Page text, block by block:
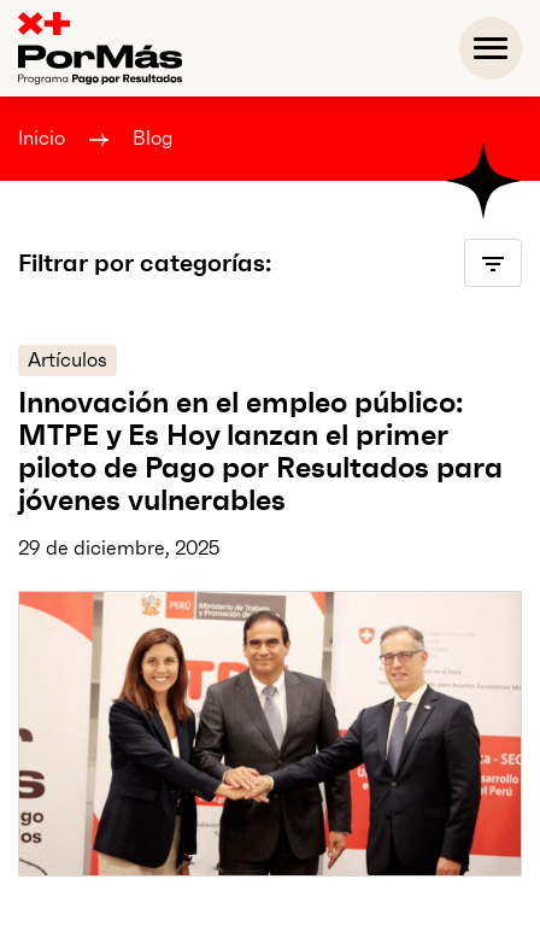
Inicio Blog
Filtrar por categorías:
Artículos
Innovación en el empleo público:
MTPE y Es Hoy lanzan el primer
piloto de Pago por Resultados para
jóvenes vulnerables
29 de diciembre, 2025